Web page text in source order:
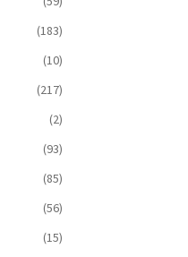
(183)
(10)
(217)
(2)
(93)
(85)
(56)
(15)